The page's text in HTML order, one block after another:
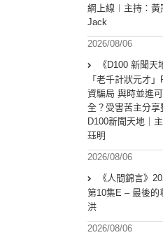
綱上線︱主持：黃
Jack
2026/08/06
《D100 新聞天
「老千計狀元才
資騙局 與時並進
全？受害苦主分享
D100新聞天地｜
珏明
2026/08/06
《人間錦言》
第10集E – 最後的
洪
2026/08/06